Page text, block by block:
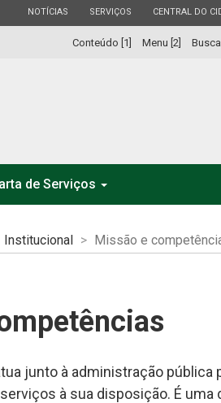
ESTADO
NOTÍCIAS ESTADO
SERVIÇOS ESTADO
CENTRAL DO
Conteúdo [1] Menu [2] Busca
de Serviços
Institucional Missão e
junto à administração
à sua disposição. É uma